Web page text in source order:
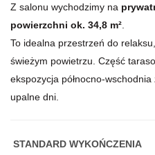
Z salonu wychodzimy na
powierzchni ok. 34,8 m²
To idealna przestrzeń do
świeżym powietrzu. Część
ekspozycja północno-
upalne dni.
STANDARD WYKOŃCZENIA